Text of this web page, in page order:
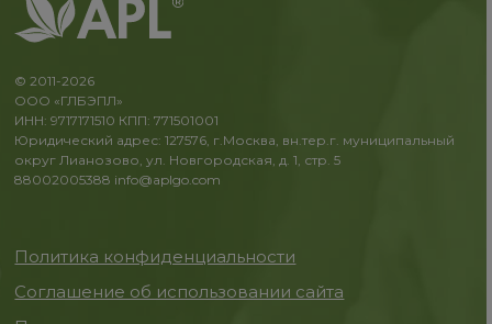
© 2011-2026
ООО «ГЛБЭПЛ»
ИНН: 9717171510 КПП: 771501001
Юридический адрес: 127576, г.Москва, вн.тер.г. муниципальный
округ Лианозово, ул. Новгородская, д. 1, стр. 5
88002005388 info@aplgo.com
Политика конфиденциальности
Соглашение об использовании сайта